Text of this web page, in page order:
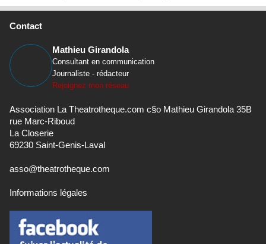
LE CLUB
Contact
Mathieu Girandola
Consultant en communication
Journaliste - rédacteur
Rejoignez mon réseau
Association La Theatrotheque.com c§o Mathieu Girandola 35B
rue Marc-Riboud
La Closerie
69230 Saint-Genis-Laval
asso@theatrotheque.com
Informations légales